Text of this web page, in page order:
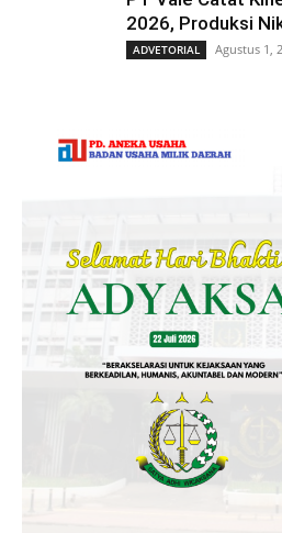
2026, Produksi
ADVETORIAL Agustus 1,